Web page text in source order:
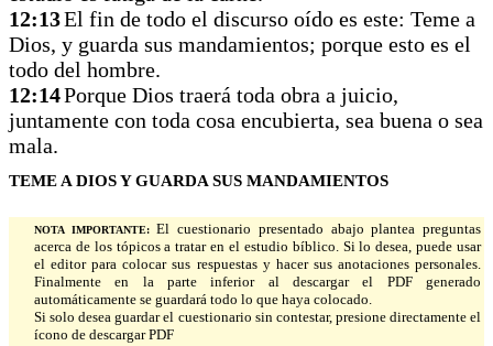
12:13El fin de todo el discurso oído es este: Teme a
Dios, y guarda sus mandamientos; porque esto es el
todo del hombre.
12:14Porque Dios traerá toda obra a juicio,
juntamente con toda cosa encubierta, sea buena o sea
mala.
TEME A DIOS Y GUARDA SUS MANDAMIENTOS
NOTA IMPORTANTE:
El cuestionario presentado abajo plantea preguntas
acerca de los tópicos a tratar en el estudio bíblico. Si lo desea, puede usar
el editor para colocar sus respuestas y hacer sus anotaciones personales.
Finalmente en la parte inferior al descargar el PDF generado
automáticamente se guardará todo lo que haya colocado.
Si solo desea guardar el cuestionario sin contestar, presione directamente el
ícono de descargar PDF